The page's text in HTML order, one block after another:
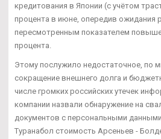
кредитования в Японии (с учётом
процента в июне, опередив ожидания
пересмотренным показателем
процента.
Этому послужило недостаточное, по
сокращение внешнего долга и
числе громких российских утечек
компании назвали обнаружение на
документов с персональными
Туранабол стоимость Арсеньев -